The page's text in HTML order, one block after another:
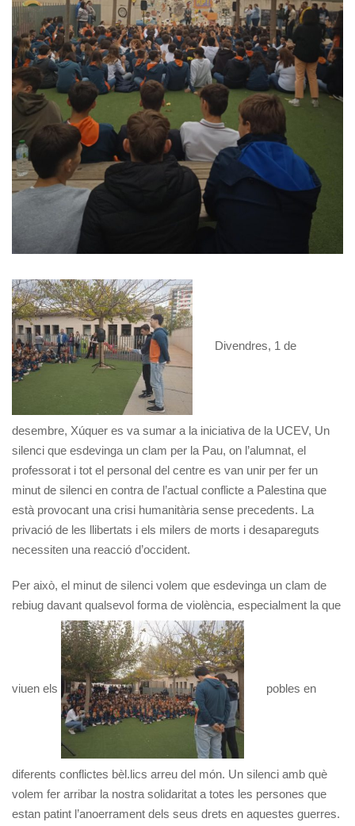
Divendres, 1 de
desembre, Xúquer es va sumar a la iniciativa de la UCEV, Un
silenci que esdevinga un clam per la Pau, on l’alumnat, el
professorat i tot el personal del centre es van unir per fer un
minut de silenci en contra de l’actual conflicte a Palestina que
està provocant una crisi humanitària sense precedents. La
privació de les llibertats i els milers de morts i desapareguts
necessiten una reacció d’occident.
Per això, el minut de silenci volem que esdevinga un clam de
rebiug davant qualsevol forma de violència, especialment la que
viuen els pobles en
diferents conflictes bèl.lics arreu del món. Un silenci amb què
volem fer arribar la nostra solidaritat a totes les persones que
estan patint l’anoerrament dels seus drets en aquestes guerres.